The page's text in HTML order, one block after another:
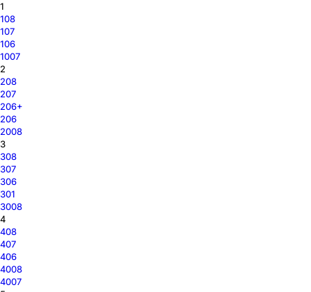
1
108
107
106
1007
2
208
207
206+
206
2008
3
308
307
306
301
3008
4
408
407
406
4008
4007